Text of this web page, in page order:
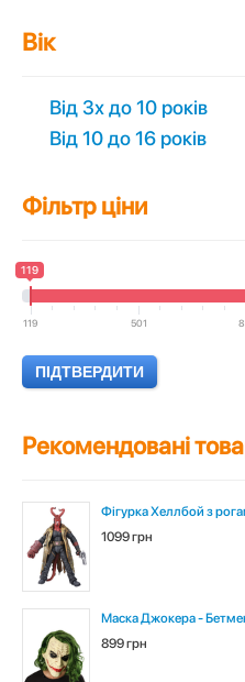
Вік
Вiд 3х до 10 років
Вiд 10 до 16 років
Фільтр ціни
119
119 501
Рекомендовані
Фігурка Хеллбой з
1099 грн
Маска Джокера -
899 грн